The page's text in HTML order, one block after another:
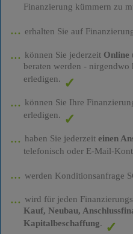
Finanzierung kümmern zu
erhalten Sie auf
können Sie jederzeit Online
beraten werden - nirgendwo
erledigen.
können Sie Ihre
erledigen.
haben Sie jederzeit einen
telefonisch oder E-Mail-
werden Konditionsanfrage
wird für jeden
Kauf, Neubau,
Kapitalbeschaffung.